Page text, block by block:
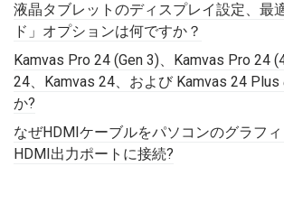
液晶タブレットのディスプレイ設定、最
ド」オプションは何ですか？
Kamvas Pro 24 (Gen 3)、Kamvas Pro 24
24、Kamvas 24、および Kamvas 24
か?
なぜHDMIケーブルをパソコンのグラフ
HDMI出力ポートに接続?